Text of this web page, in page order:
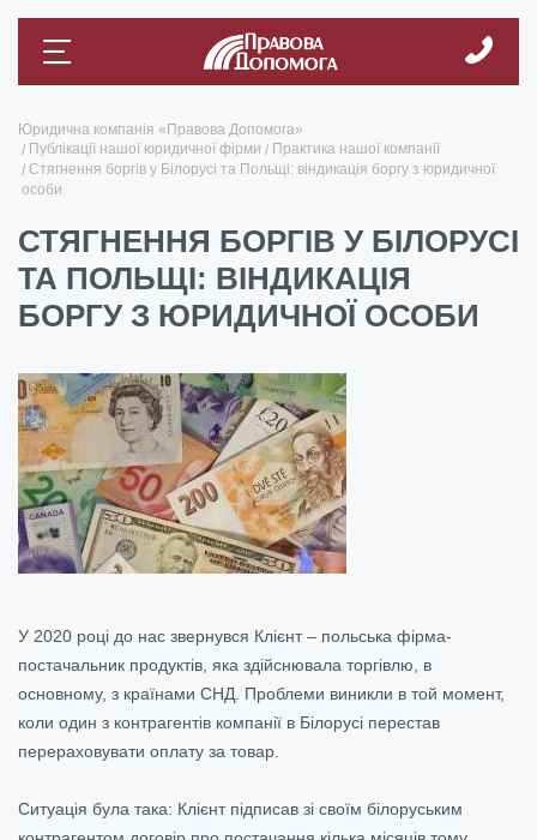
Юридична компанія «Правова Допомога»
Публікації нашої юридичної фірми
Практика нашої компанії
Стягнення боргів у Білорусі та Польщі: віндикація боргу з юридичної
особи
СТЯГНЕННЯ БОРГІВ У БІЛОРУСІ
ТА ПОЛЬЩІ: ВІНДИКАЦІЯ
БОРГУ З ЮРИДИЧНОЇ ОСОБИ
У 2020 році до нас звернувся Клієнт – польська фірма-
постачальник продуктів, яка здійснювала торгівлю, в
основному, з країнами СНД. Проблеми виникли в той момент,
коли один з контрагентів компанії в Білорусі перестав
перераховувати оплату за товар.
Ситуація була така: Клієнт підписав зі своїм білоруським